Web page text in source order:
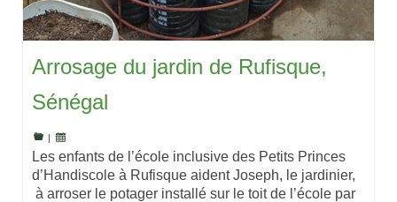
Arrosage du jardin de Rufisque,
Sénégal
|
Les enfants de l’école inclusive des Petits Princes
d’Handiscole à Rufisque aident Joseph, le jardinier,
à arroser le potager installé sur le toit de l’école par